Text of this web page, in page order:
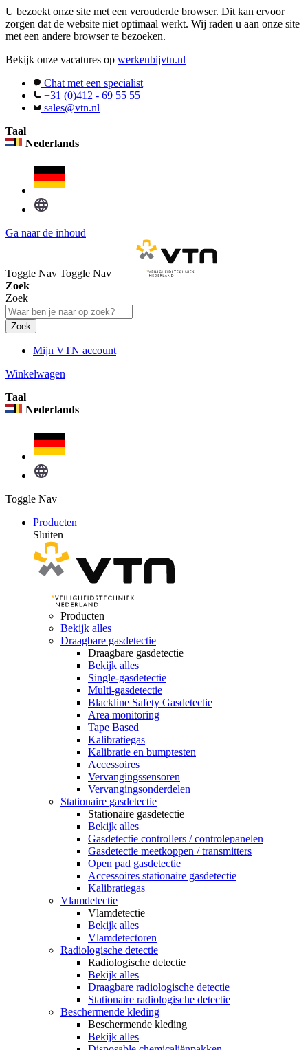
U bezoekt onze site met een verouderde browser. Dit kan ervoor
zorgen dat de website niet optimaal werkt. Wij raden u aan onze site
met een andere browser te bezoeken.
Bekijk onze vacatures op werkenbijvtn.nl
Chat met een specialist
+31 (0)412 - 69 55 55
sales@vtn.nl
Taal
Nederlands
Ga naar de inhoud
Toggle Nav Toggle Nav
Zoek
Zoek
Zoek
Mijn VTN account
Winkelwagen
Taal
Nederlands
Toggle Nav
Producten
Sluiten
Producten
Bekijk alles
Draagbare gasdetectie
Draagbare gasdetectie
Bekijk alles
Single-gasdetectie
Multi-gasdetectie
Blackline Safety Gasdetectie
Area monitoring
Tape Based
Kalibratiegas
Kalibratie en bumptesten
Accessoires
Vervangingssensoren
Vervangingsonderdelen
Stationaire gasdetectie
Stationaire gasdetectie
Bekijk alles
Gasdetectie controllers / controlepanelen
Gasdetectie meetkoppen / transmitters
Open pad gasdetectie
Accessoires stationaire gasdetectie
Kalibratiegas
Vlamdetectie
Vlamdetectie
Bekijk alles
Vlamdetectoren
Radiologische detectie
Radiologische detectie
Bekijk alles
Draagbare radiologische detectie
Stationaire radiologische detectie
Beschermende kleding
Beschermende kleding
Bekijk alles